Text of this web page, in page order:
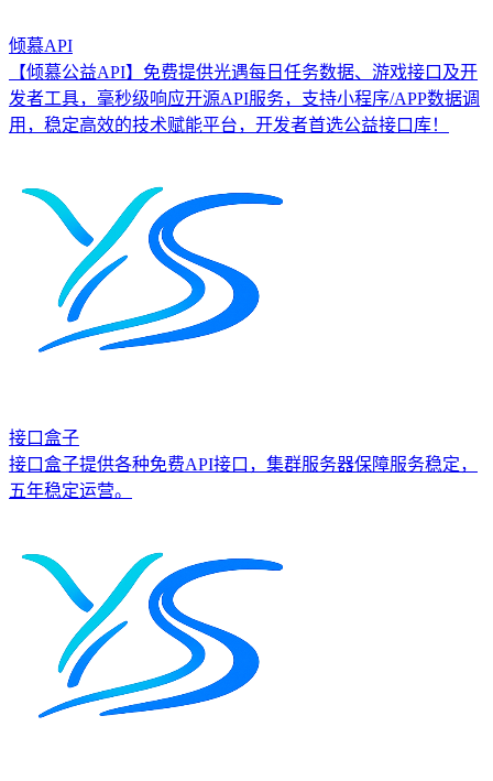
倾慕API
【倾慕公益API】免费提供光遇每日任务数据、游戏接口及开
发者工具，毫秒级响应开源API服务，支持小程序/APP数据调
用，稳定高效的技术赋能平台，开发者首选公益接口库！
接口盒子
接口盒子提供各种免费API接口，集群服务器保障服务稳定，
五年稳定运营。